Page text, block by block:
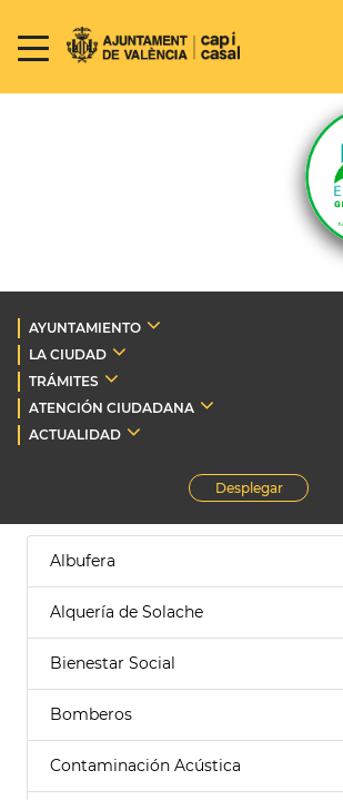
AYUNTAMIENTO
LA CIUDAD
TRÁMITES
ATENCIÓN CIUDADANA
ACTUALIDAD
Desplegar
Albufera
Alquería de Solache
Bienestar Social
Bomberos
Contaminación Acústica